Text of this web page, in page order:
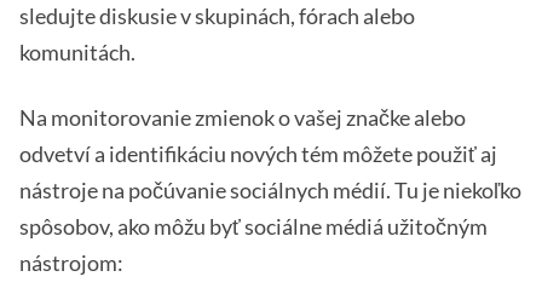
sledujte diskusie v skupinách, fórach alebo
komunitách.
Na monitorovanie zmienok o vašej značke alebo
odvetví a identifikáciu nových tém môžete použiť aj
nástroje na počúvanie sociálnych médií. Tu je niekoľko
spôsobov, ako môžu byť sociálne médiá užitočným
nástrojom: